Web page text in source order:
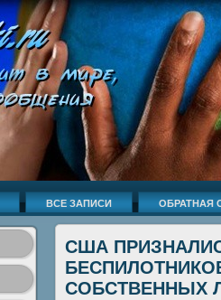
ВСЕ ЗАПИСИ ОБРАТНАЯ
США
СОБСТВЕННЫХ